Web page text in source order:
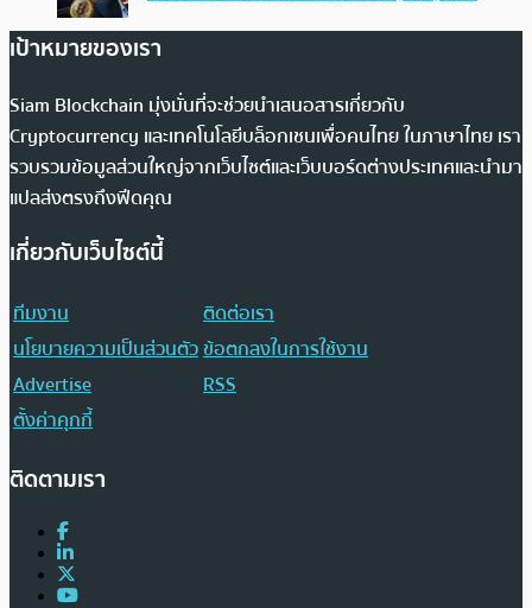
เป้าหมายของเรา
Siam Blockchain มุ่งมั่นที่จะช่วยนำเสนอสารเกี่ยวกับ
Cryptocurrency และเทคโนโลยีบล็อกเชนเพื่อคนไทย ในภาษาไทย เรา
รวบรวมข้อมูลส่วนใหญ่จากเว็บไซต์และเว็บบอร์ดต่างประเทศและนำมา
แปลส่งตรงถึงฟีดคุณ
เกี่ยวกับเว็บไซต์นี้
ทีมงาน
ติดต่อเรา
นโยบายความเป็นส่วนตัวข้อตกลงในการใช้งาน
Advertise
RSS
ตั้งค่าคุกกี้
ติดตามเรา